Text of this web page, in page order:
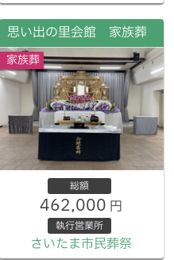
思い出の里会館 家族葬
家族葬
総額
462,000 円
執行営業所
さいたま市民葬祭